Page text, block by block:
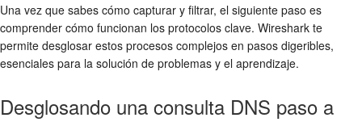
Una vez que sabes cómo capturar y filtrar, el siguiente paso es
comprender cómo funcionan los protocolos clave. Wireshark te
permite desglosar estos procesos complejos en pasos digeribles,
esenciales para la solución de problemas y el aprendizaje.
Desglosando una consulta DNS paso a